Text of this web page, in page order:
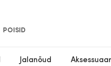
POISID
Jalanõud